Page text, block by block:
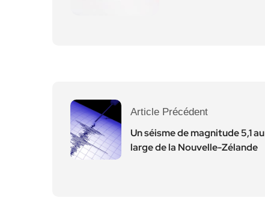
Article Précédent
Un séisme de magnitude 5,1 au
large de la Nouvelle-Zélande